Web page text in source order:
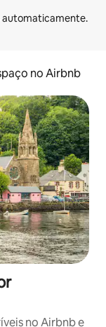
no Airbnb
no Airbnb e